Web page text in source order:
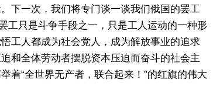
下一次，我们将专门谈一谈我们俄国的罢工
工只是斗争手段之一，只是工人运动的一种形
工人都成为社会党人，成为解放事业的追求
和全体劳动者摆脱资本压迫而奋斗的社会主
着“全世界无产者，联合起来！”的红旗的伟大